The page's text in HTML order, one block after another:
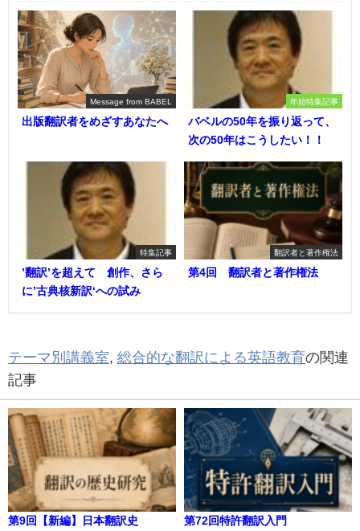
Message from BABEL
出版翻訳者をめざすあなたへ
年始特集記事
バベルの50年を振り返って、
次の50年はこうしたい！！
特集記事
’翻訳’を超えて 創作、さら
に’古典核新訳‘への試み
翻訳者と著作権法
第4回 翻訳者と著作権法
テーマ別講義室 総合的な翻訳による英語教育の関連
記事
第9回【新編】日本翻訳史 第72回特許翻訳入門